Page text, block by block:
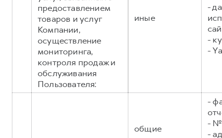
предоставлением
товаров и услуг
Компании,
осуществление
мониторинга,
контроля продаж и
обслуживания
Пользователя:
иные
-
-
-
общие
-
- №
-